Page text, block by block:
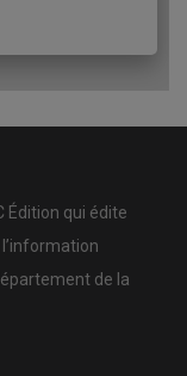
Édition qui édite
de la